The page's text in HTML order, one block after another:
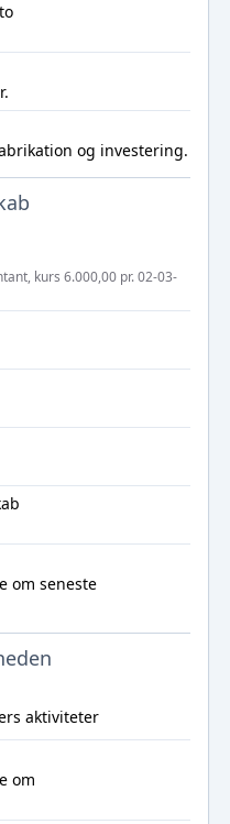
og investering.
kurs 6.000,00 pr. 02-03-
om seneste
aktiviteter
om